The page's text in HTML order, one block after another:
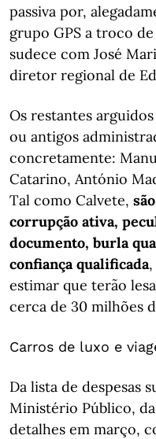
passiva por,
grupo GPS a troco
sudece com José
diretor regional de
Os restantes
ou antigos
concretamente:
Catarino, António
Tal como Calvete,
corrupção ativa,
documento, burla
confiança qualificada
estimar que terão
cerca de 30 milhões
Carros de luxo e
Da lista de despesas
Ministério Público,
detalhes em março,